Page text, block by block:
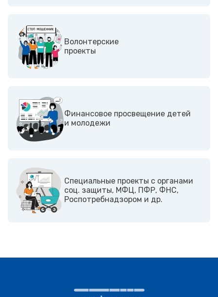
Волонтерские
проекты
Финансовое просвещение детей
и молодежи
Cпециальные проекты с органами
соц. защиты, МФЦ, ПФР, ФНС,
Роспотребнадзором и др.